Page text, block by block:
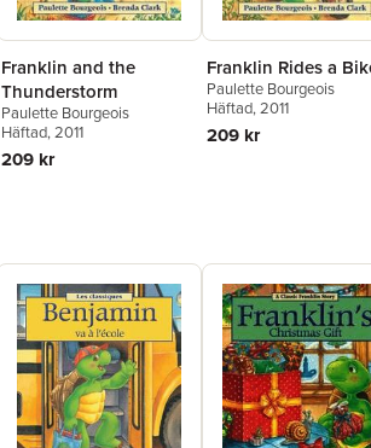
Franklin and the
Thunderstorm
Paulette Bourgeois
Häftad, 2011
209 kr
Franklin Rides a
Paulette Bourgeois
Häftad, 2011
209 kr